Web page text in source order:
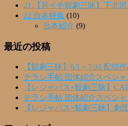
21.【月イチ観劇三昧】下北
22.台本特集 (10)
台本紹介 (9)
最近の投稿
【観劇三昧】6/1～7/31 配信
チラシ手帖 団体紹介スペシ
【レジャパス×観劇三昧】
チラシ手帖 団体紹介スペシ
【レジャパス×観劇三昧】